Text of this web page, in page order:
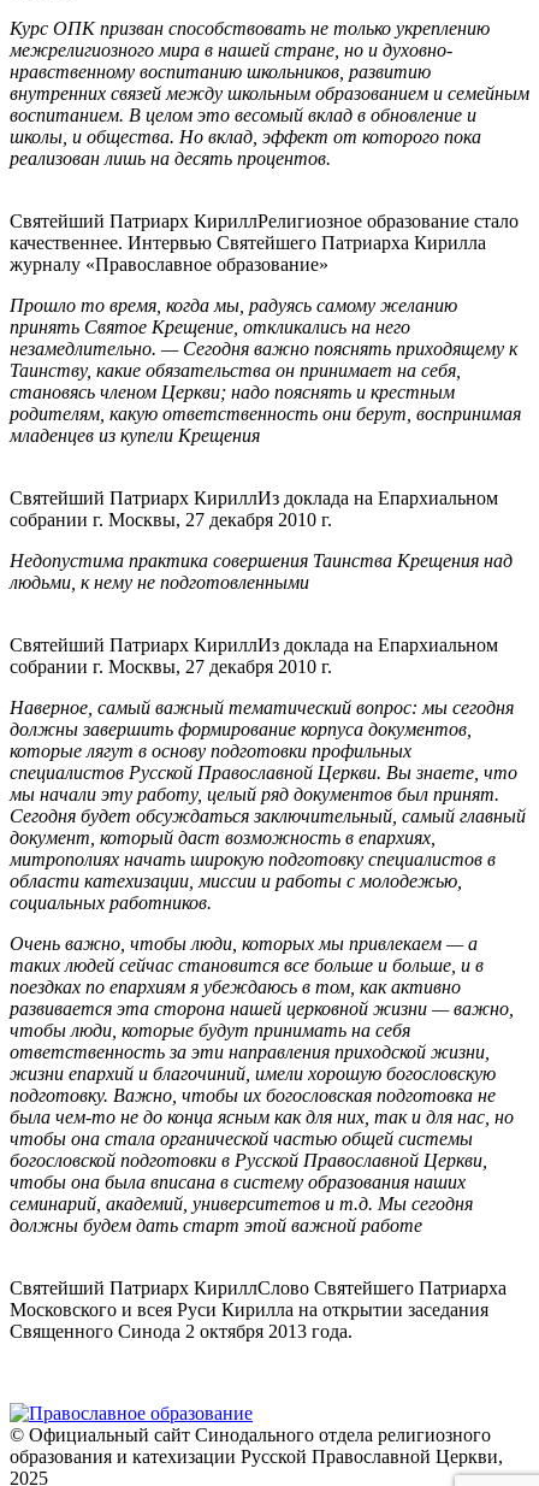
Курс ОПК призван способствовать не только укреплению
межрелигиозного мира в нашей стране, но и духовно-
нравственному воспитанию школьников, развитию
внутренних связей между школьным образованием и семейным
воспитанием. В целом это весомый вклад в обновление и
школы, и общества. Но вклад, эффект от которого пока
реализован лишь на десять процентов.
Святейший Патриарх КириллРелигиозное образование стало
качественнее. Интервью Святейшего Патриарха Кирилла
журналу «Православное образование»
Прошло то время, когда мы, радуясь самому желанию
принять Святое Крещение, откликались на него
незамедлительно. — Сегодня важно пояснять приходящему к
Таинству, какие обязательства он принимает на себя,
становясь членом Церкви; надо пояснять и крестным
родителям, какую ответственность они берут, воспринимая
младенцев из купели Крещения
Святейший Патриарх КириллИз доклада на Епархиальном
собрании г. Москвы, 27 декабря 2010 г.
Недопустима практика совершения Таинства Крещения над
людьми, к нему не подготовленными
Святейший Патриарх КириллИз доклада на Епархиальном
собрании г. Москвы, 27 декабря 2010 г.
Наверное, самый важный тематический вопрос: мы сегодня
должны завершить формирование корпуса документов,
которые лягут в основу подготовки профильных
специалистов Русской Православной Церкви. Вы знаете, что
мы начали эту работу, целый ряд документов был принят.
Сегодня будет обсуждаться заключительный, самый главный
документ, который даст возможность в епархиях,
митрополиях начать широкую подготовку специалистов в
области катехизации, миссии и работы с молодежью,
социальных работников.
Очень важно, чтобы люди, которых мы привлекаем — а
таких людей сейчас становится все больше и больше, и в
поездках по епархиям я убеждаюсь в том, как активно
развивается эта сторона нашей церковной жизни — важно,
чтобы люди, которые будут принимать на себя
ответственность за эти направления приходской жизни,
жизни епархий и благочиний, имели хорошую богословскую
подготовку. Важно, чтобы их богословская подготовка не
была чем-то не до конца ясным как для них, так и для нас, но
чтобы она стала органической частью общей системы
богословской подготовки в Русской Православной Церкви,
чтобы она была вписана в систему образования наших
семинарий, академий, университетов и т.д. Мы сегодня
должны будем дать старт этой важной работе
Святейший Патриарх КириллСлово Святейшего Патриарха
Московского и всея Руси Кирилла на открытии заседания
Священного Синода 2 октября 2013 года.
© Официальный сайт Синодального отдела религиозного
образования и катехизации Русской Православной Церкви,
2025